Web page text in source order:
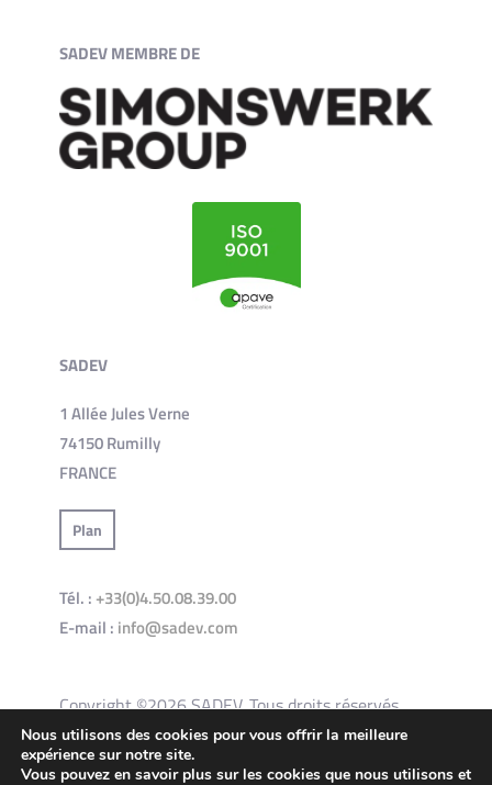
SADEV MEMBRE DE
SADEV
1 Allée Jules Verne
74150 Rumilly
FRANCE
Plan
Tél. : +33(0)4.50.08.39.00
E-mail : info@sadev.com
Copyright ©2026 SADEV. Tous droits réservés.
Conditions générales d’utilisation du site
Nous utilisons des cookies pour vous offrir la meilleure
expérience sur notre site.
Vous pouvez en savoir plus sur les cookies que nous utilisons et